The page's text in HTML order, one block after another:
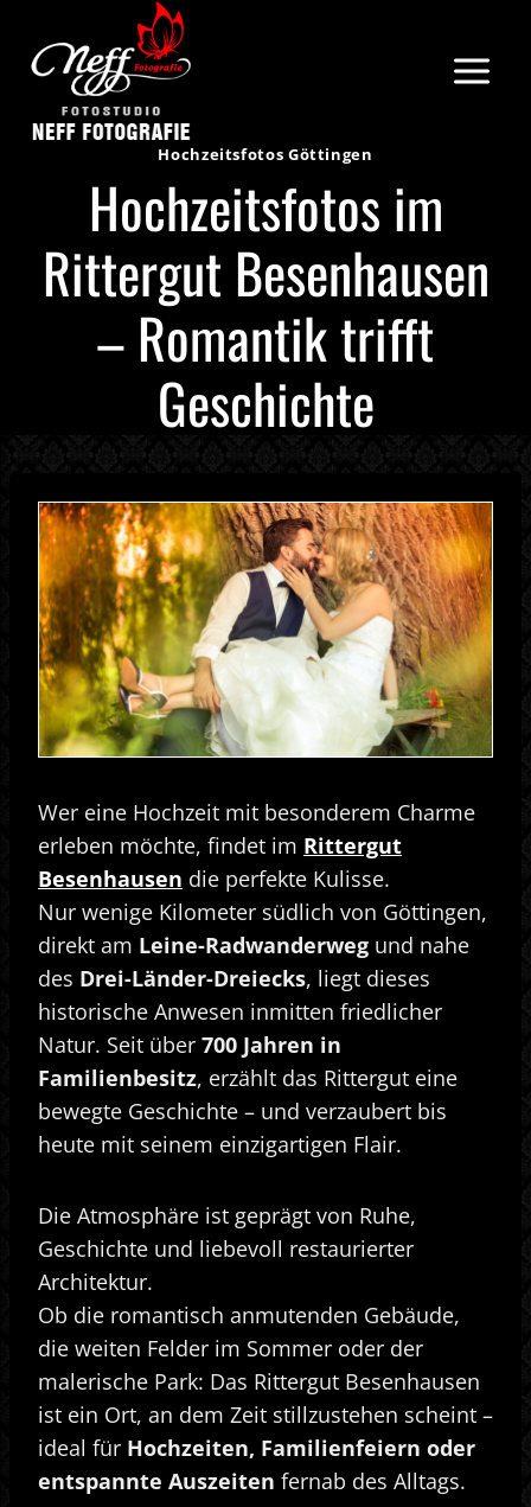
Inhalt
springen
Hochzeitsfotos Göttingen
Hochzeitsfotos im
Rittergut Besenhausen
– Romantik trifft
Geschichte
Wer eine Hochzeit mit besonderem Charme
erleben möchte, findet im Rittergut
Besenhausen die perfekte Kulisse.
Nur wenige Kilometer südlich von Göttingen,
direkt am Leine-Radwanderweg und nahe
des Drei-Länder-Dreiecks, liegt dieses
historische Anwesen inmitten friedlicher
Natur. Seit über 700 Jahren in
Familienbesitz, erzählt das Rittergut eine
bewegte Geschichte – und verzaubert bis
heute mit seinem einzigartigen Flair.
Die Atmosphäre ist geprägt von Ruhe,
Geschichte und liebevoll restaurierter
Architektur.
Ob die romantisch anmutenden Gebäude,
die weiten Felder im Sommer oder der
malerische Park: Das Rittergut Besenhausen
ist ein Ort, an dem Zeit stillzustehen scheint –
ideal für Hochzeiten, Familienfeiern oder
entspannte Auszeiten fernab des Alltags.